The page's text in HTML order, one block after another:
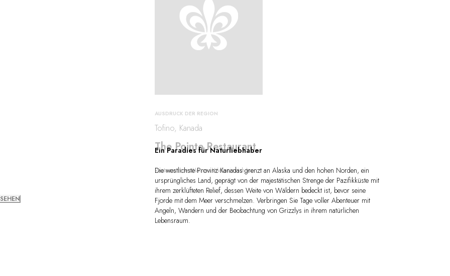
AUSDRUCK DER REGION
Tofino, Kanada
The Pointe Restaurant
Restaurant des Hauses Wickaninnish Inn
Ein Paradies für Naturliebhaber
Die westlichste Provinz Kanadas grenzt an Alaska und den hohen Norden, ein
ursprüngliches Land, geprägt von der majestätischen Strenge der Pazifikküste mit
ihrem zerklüfteten Relief, dessen Weite von Wäldern bedeckt ist, bevor seine
Fjorde mit dem Meer verschmelzen. Verbringen Sie Tage voller Abenteuer mit
Angeln, Wandern und der Beobachtung von Grizzlys in ihrem natürlichen
Lebensraum.